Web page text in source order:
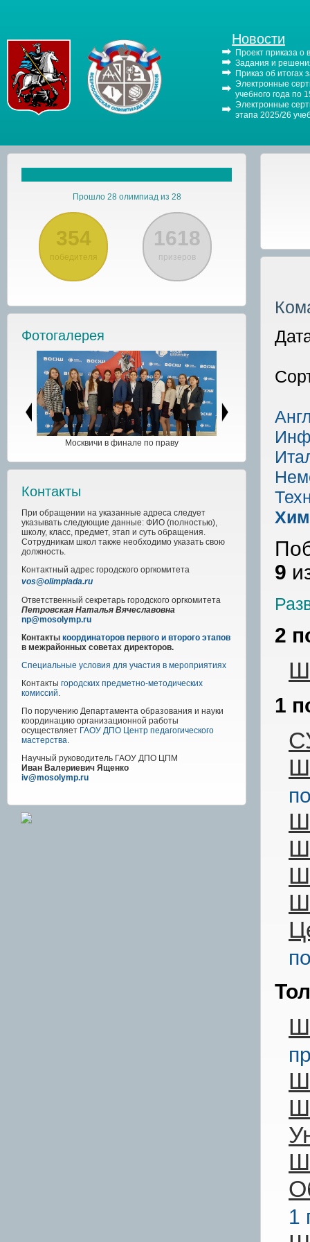
Новости
Проект приказа о
Задания и
Приказ об итогах
Электронные
учебного года по
Электронные
этапа 2025/26
Прошло 28 олимпиад из 28
354
победителя
1618
призеров
Фотогалерея
Москвичи в финале по праву
Контакты
При обращении на указанные адреса следует
указывать следующие данные: ФИО (полностью),
школу, класс, предмет, этап и суть обращения.
Сотрудникам школ также необходимо указать свою
должность.
Контактный адрес городского оргкомитета
vos@olimpiada.ru
Ответственный секретарь городского оргкомитета
Петровская Наталья Вячеславовна
np@mosolymp.ru
Контакты координаторов первого и второго этапов
в межрайонных советах директоров.
Специальные условия для участия в мероприятиях
Контакты городских предметно-методических
комиссий.
По поручению Департамента образования и науки
координацию организационной работы
осуществляет ГАОУ ДПО Центр педагогического
мастерства.
Научный руководитель ГАОУ ДПО ЦПМ
Иван Валериевич Ященко
iv@mosolymp.ru
9
2
1
1